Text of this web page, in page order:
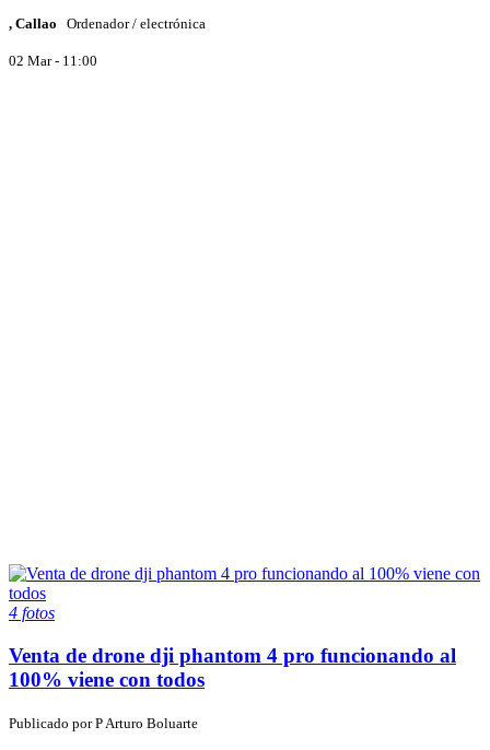
, Callao Ordenador / electrónica
02 Mar - 11:00
4 fotos
Venta de drone dji phantom 4 pro funcionando al
100% viene con todos
Publicado porP Arturo Boluarte